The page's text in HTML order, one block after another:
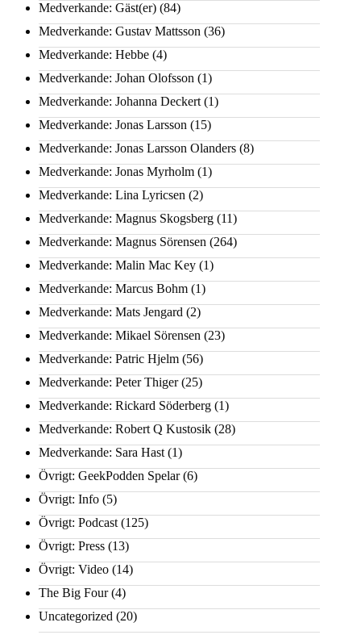
Medverkande: Gäst(er) (84)
Medverkande: Gustav Mattsson (36)
Medverkande: Hebbe (4)
Medverkande: Johan Olofsson (1)
Medverkande: Johanna Deckert (1)
Medverkande: Jonas Larsson (15)
Medverkande: Jonas Larsson Olanders (8)
Medverkande: Jonas Myrholm (1)
Medverkande: Lina Lyricsen (2)
Medverkande: Magnus Skogsberg (11)
Medverkande: Magnus Sörensen (264)
Medverkande: Malin Mac Key (1)
Medverkande: Marcus Bohm (1)
Medverkande: Mats Jengard (2)
Medverkande: Mikael Sörensen (23)
Medverkande: Patric Hjelm (56)
Medverkande: Peter Thiger(25)
Medverkande: Rickard Söderberg (1)
Medverkande: Robert Q Kustosik (28)
Medverkande: Sara Hast (1)
Övrigt: GeekPodden Spelar(6)
Övrigt: Info (5)
Övrigt: Podcast (125)
Övrigt: Press (13)
Övrigt: Video (14)
The Big Four(4)
Uncategorized (20)